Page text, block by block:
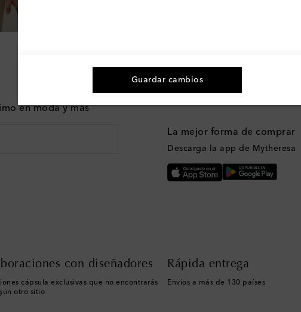
en moda y más
La mejor forma de comprar
Descarga la app de Mytheresa
con diseñadores
cápsula exclusivas que no encontrarás
otro sitio
Rápida entrega
Envíos a más de 130 países
Guardar cambios